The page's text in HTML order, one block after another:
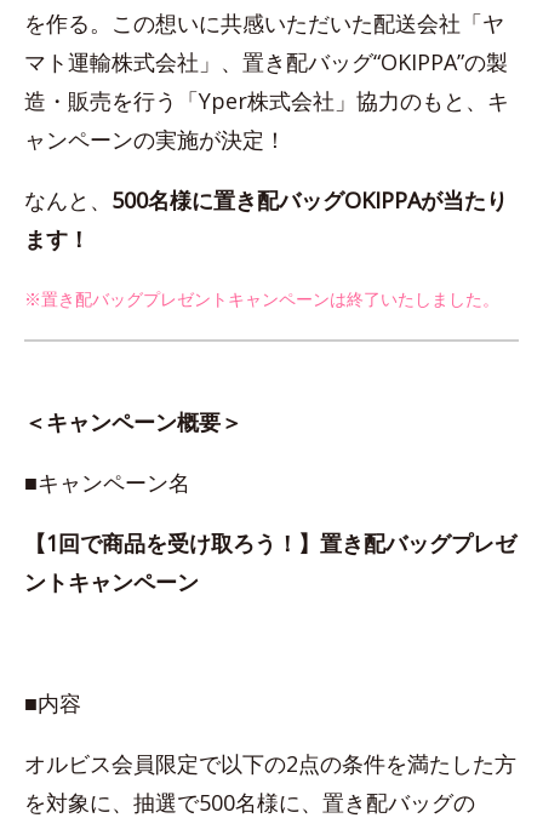
を作る。この想いに共感いただいた配送会社「ヤ
マト運輸株式会社」、置き配バッグ“OKIPPA”の製
造・販売を行う「Yper株式会社」協力のもと、キ
ャンペーンの実施が決定！
なんと、 500名様に置き配バッグOKIPPAが当たり
ます！
※置き配バッグプレゼントキャンペーンは終了いたしました。
＜キャンペーン概要＞
■キャンペーン名
【1回で商品を受け取ろう！】置き配バッグプレゼ
ントキャンペーン
■内容
オルビス会員限定で以下の2点の条件を満たした方
を対象に、抽選で500名様に、置き配バッグの